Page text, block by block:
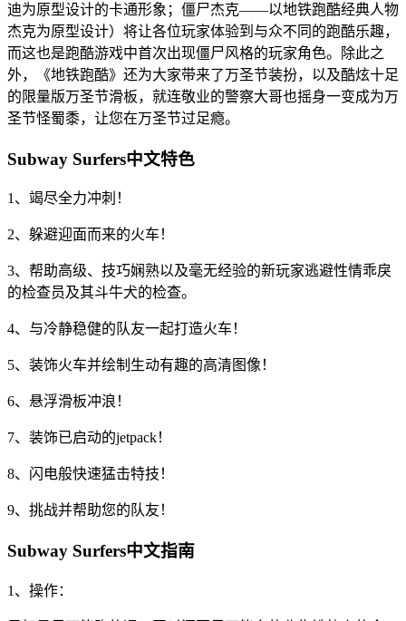
迪为原型设计的卡通形象；僵尸杰克——以地铁跑酷经典人物
杰克为原型设计）将让各位玩家体验到与众不同的跑酷乐趣，
而这也是跑酷游戏中首次出现僵尸风格的玩家角色。除此之
外，《地铁跑酷》还为大家带来了万圣节装扮，以及酷炫十足
的限量版万圣节滑板，就连敬业的警察大哥也摇身一变成为万
圣节怪蜀黍，让您在万圣节过足瘾。
Subway Surfers中文特色
1、竭尽全力冲刺！
2、躲避迎面而来的火车！
3、帮助高级、技巧娴熟以及毫无经验的新玩家逃避性情乖戾
的检查员及其斗牛犬的检查。
4、与冷静稳健的队友一起打造火车！
5、装饰火车并绘制生动有趣的高清图像！
6、悬浮滑板冲浪！
7、装饰已启动的jetpack！
8、闪电般快速猛击特技！
9、挑战并帮助您的队友！
Subway Surfers中文指南
1、操作：